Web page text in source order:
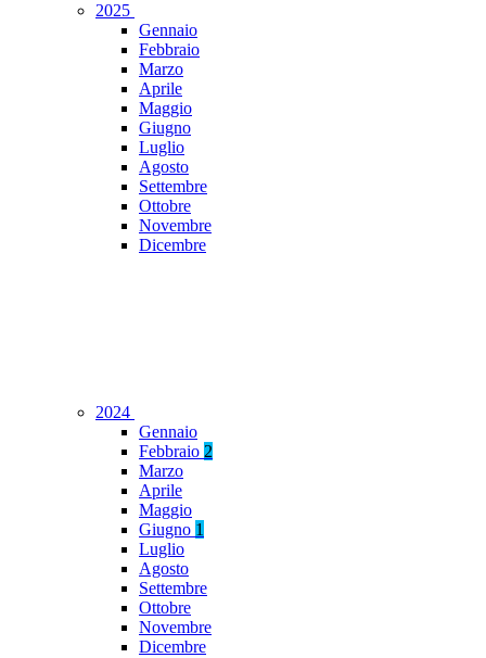
2025
Gennaio
Febbraio
Marzo
Aprile
Maggio
Giugno
Luglio
Agosto
Settembre
Ottobre
Novembre
Dicembre
2024
Gennaio
Febbraio 2
Marzo
Aprile
Maggio
Giugno 1
Luglio
Agosto
Settembre
Ottobre
Novembre
Dicembre